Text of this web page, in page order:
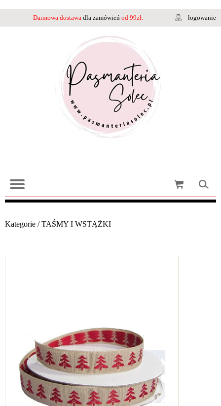
Darmowa dostawa dla zamówień od 99zł. logowanie
Kategorie /TAŚMY I WSTĄŻKI